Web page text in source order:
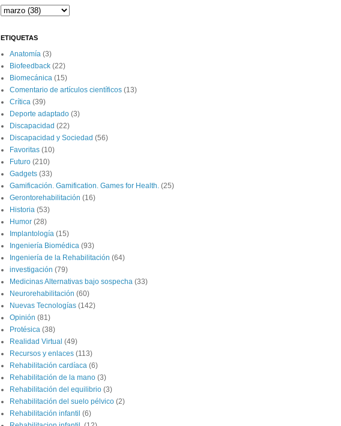
ETIQUETAS
Anatomía (3)
Biofeedback (22)
Biomecánica (15)
Comentario de artículos científicos (13)
Crítica (39)
Deporte adaptado (3)
Discapacidad (22)
Discapacidad y Sociedad (56)
Favoritas (10)
Futuro (210)
Gadgets (33)
Gamificación. Gamification. Games for Health. (25)
Gerontorehabilitación (16)
Historia (53)
Humor (28)
Implantología (15)
Ingeniería Biomédica (93)
Ingeniería de la Rehabilitación (64)
investigación (79)
Medicinas Alternativas bajo sospecha (33)
Neurorehabilitación (60)
Nuevas Tecnologías (142)
Opinión (81)
Protésica (38)
Realidad Virtual (49)
Recursos y enlaces (113)
Rehabilitación cardíaca (6)
Rehabilitación de la mano (3)
Rehabilitación del equilibrio (3)
Rehabilitación del suelo pélvico (2)
Rehabilitación infantil (6)